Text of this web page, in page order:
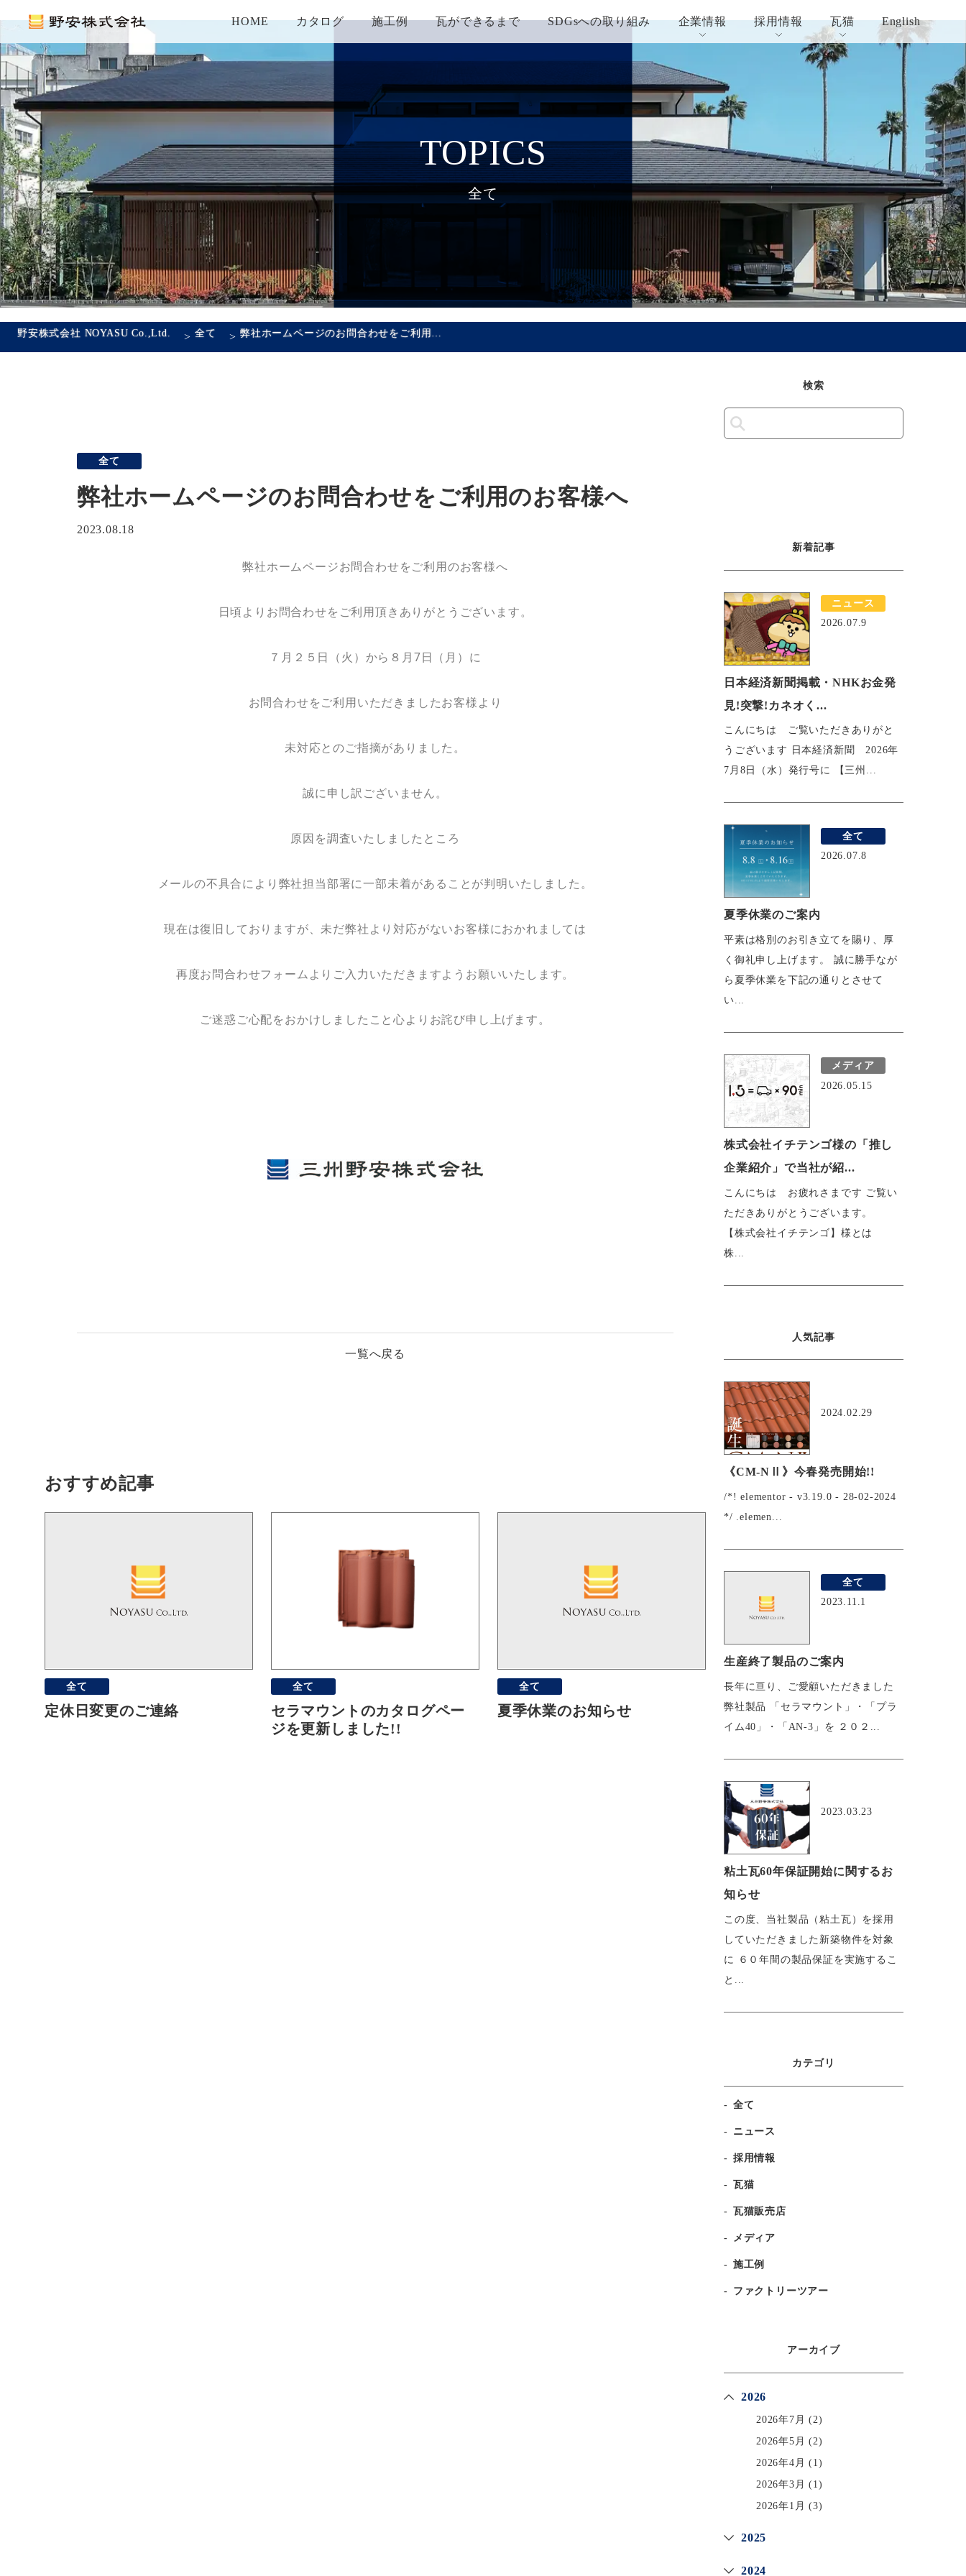
HOME カタログ 施工例 瓦ができるまで SDGsへの取り組み 企業情報 採用情報 瓦猫 English
TOPICS
全て
野安株式会社 NOYASU Co.,Ltd. >全て > 弊社ホームページのお問合わせをご利用のお客様へ
全て
弊社ホームページのお問合わせをご利用のお客様へ
2023.08.18
弊社ホームページお問合わせをご利用のお客様へ
日頃よりお問合わせをご利用頂きありがとうございます。
７月２５日（火）から８月7日（月）に
お問合わせをご利用いただきましたお客様より
未対応とのご指摘がありました。
誠に申し訳ございません。
原因を調査いたしましたところ
メールの不具合により弊社担当部署に一部未着があることが判明いたしました。
現在は復旧しておりますが、未だ弊社より対応がないお客様におかれましては
再度お問合わせフォームよりご入力いただきますようお願いいたします。
ご迷惑ご心配をおかけしましたこと心よりお詫び申し上げます。
一覧へ戻る
おすすめ記事
全て
定休日変更のご連絡
全て
セラマウントのカタログペー
ジを更新しました!!
全て
夏季休業のお知らせ
検索
新着記事
ニュース
2026.07.9
日本経済新聞掲載・NHKお金発
見!突撃!カネオく...
こんにちは ご覧いただきありがと
うございます 日本経済新聞 2026年
7月8日（水）発行号に 【三州...
全て
2026.07.8
夏季休業のご案内
平素は格別のお引き立てを賜り、厚
く御礼申し上げます。 誠に勝手なが
ら夏季休業を下記の通りとさせて
い...
メディア
2026.05.15
株式会社イチテンゴ様の「推し
企業紹介」で当社が紹...
こんにちは お疲れさまです ご覧い
ただきありがとうございます。
【株式会社イチテンゴ】様とは
株...
人気記事
2024.02.29
《CM-NⅡ》今春発売開始!!
/*! elementor - v3.19.0 - 28-02-2024
*/ .elemen...
全て
2023.11.1
生産終了製品のご案内
長年に亘り、ご愛顧いただきました
弊社製品 「セラマウント」・「プラ
イム40」・「AN-3」を ２０２...
2023.03.23
粘土瓦60年保証開始に関するお
知らせ
この度、当社製品（粘土瓦）を採用
していただきました新築物件を対象
に ６０年間の製品保証を実施するこ
と...
カテゴリ
全て
ニュース
採用情報
瓦猫
瓦猫販売店
メディア
施工例
ファクトリーツアー
アーカイブ
2026
2026年7月 (2)
2026年5月 (2)
2026年4月 (1)
2026年3月 (1)
2026年1月 (3)
2025
2024